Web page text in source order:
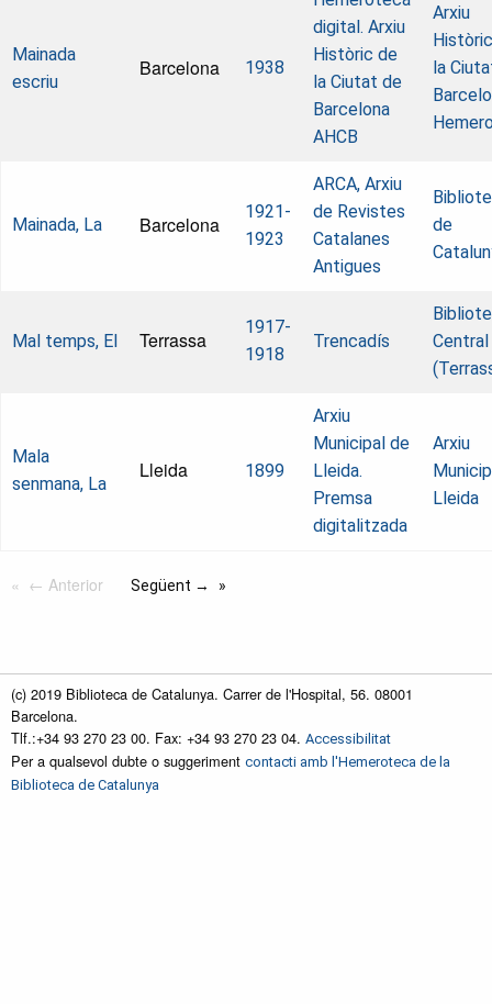
Mainada
escriu
Barcelona 1938
digital. Arxiu
Històric de
la Ciutat de
Barcelona
AHCB
Arxiu
la
Mainada, La Barcelona
1921-
1923
ARCA, Arxiu
de Revistes
Catalanes
Antigues
de
Mal temps, El Terrassa
1917-
1918
Trencadís
Central
Mala
senmana, La
Lleida 1899
Arxiu
Municipal de
Lleida.
Premsa
digitalitzada
Arxiu
Lleida
← Anterior Següent →
(c) 2019 Biblioteca de Catalunya. Carrer de l'Hospital, 56. 08001
Barcelona.
Tlf.:+34 93 270 23 00. Fax: +34 93 270 23 04. Accessibilitat
Per a qualsevol dubte o suggeriment contacti amb l'Hemeroteca de la
Biblioteca de Catalunya